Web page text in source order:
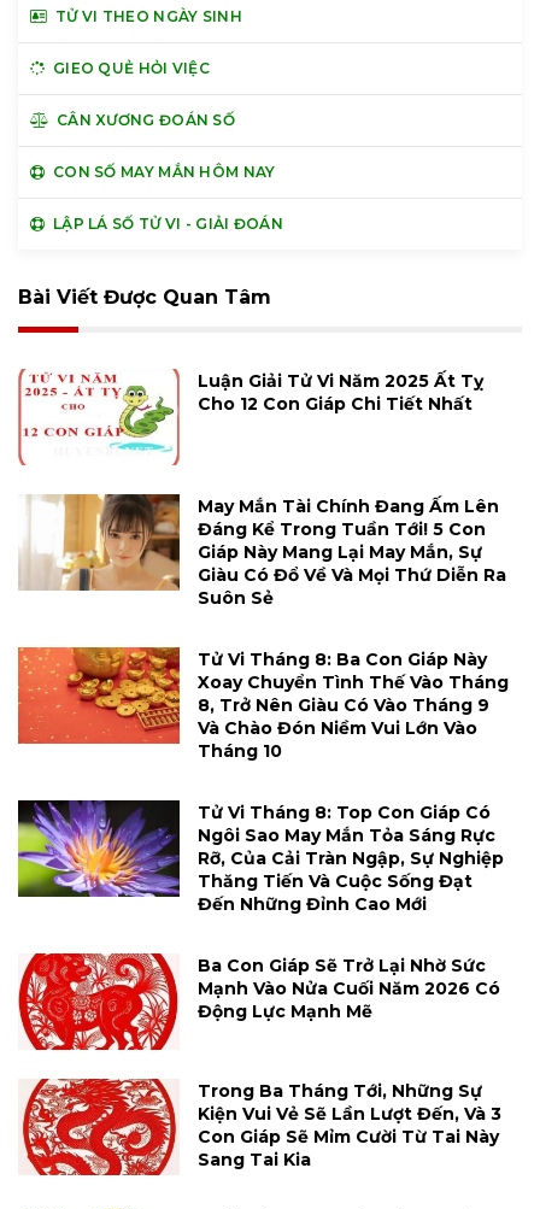
TỬ VI THEO NGÀY SINH
GIEO QUẺ HỎI VIỆC
CÂN XƯƠNG ĐOÁN SỐ
CON SỐ MAY MẮN HÔM NAY
LẬP LÁ SỐ TỬ VI - GIẢI ĐOÁN
Bài Viết Được Quan Tâm
Luận Giải Tử Vi Năm 2025 Ất Tỵ
Cho 12 Con Giáp Chi Tiết Nhất
May Mắn Tài Chính Đang Ấm Lên
Đáng Kể Trong Tuần Tới! 5 Con
Giáp Này Mang Lại May Mắn, Sự
Giàu Có Đổ Về Và Mọi Thứ Diễn Ra
Suôn Sẻ
Tử Vi Tháng 8: Ba Con Giáp Này
Xoay Chuyển Tình Thế Vào Tháng
8, Trở Nên Giàu Có Vào Tháng 9
Và Chào Đón Niềm Vui Lớn Vào
Tháng 10
Tử Vi Tháng 8: Top Con Giáp Có
Ngôi Sao May Mắn Tỏa Sáng Rực
Rỡ, Của Cải Tràn Ngập, Sự Nghiệp
Thăng Tiến Và Cuộc Sống Đạt
Đến Những Đỉnh Cao Mới
Ba Con Giáp Sẽ Trở Lại Nhờ Sức
Mạnh Vào Nửa Cuối Năm 2026 Có
Động Lực Mạnh Mẽ
Trong Ba Tháng Tới, Những Sự
Kiện Vui Vẻ Sẽ Lần Lượt Đến, Và 3
Con Giáp Sẽ Mỉm Cười Từ Tai Này
Sang Tai Kia